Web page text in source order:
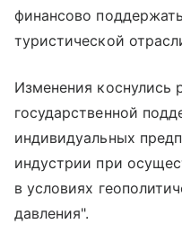
финансово
туристической
Изменения коснулись
государственной
индивидуальных
индустрии при
в условиях
давления".